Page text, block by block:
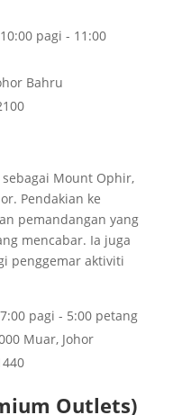
pagi - 11:00
Bahru
Mount Ophir,
Pendakian ke
pemandangan yang
mencabar. Ia juga
penggemar aktiviti
pagi - 5:00 petang
Muar, Johor
Outlets)